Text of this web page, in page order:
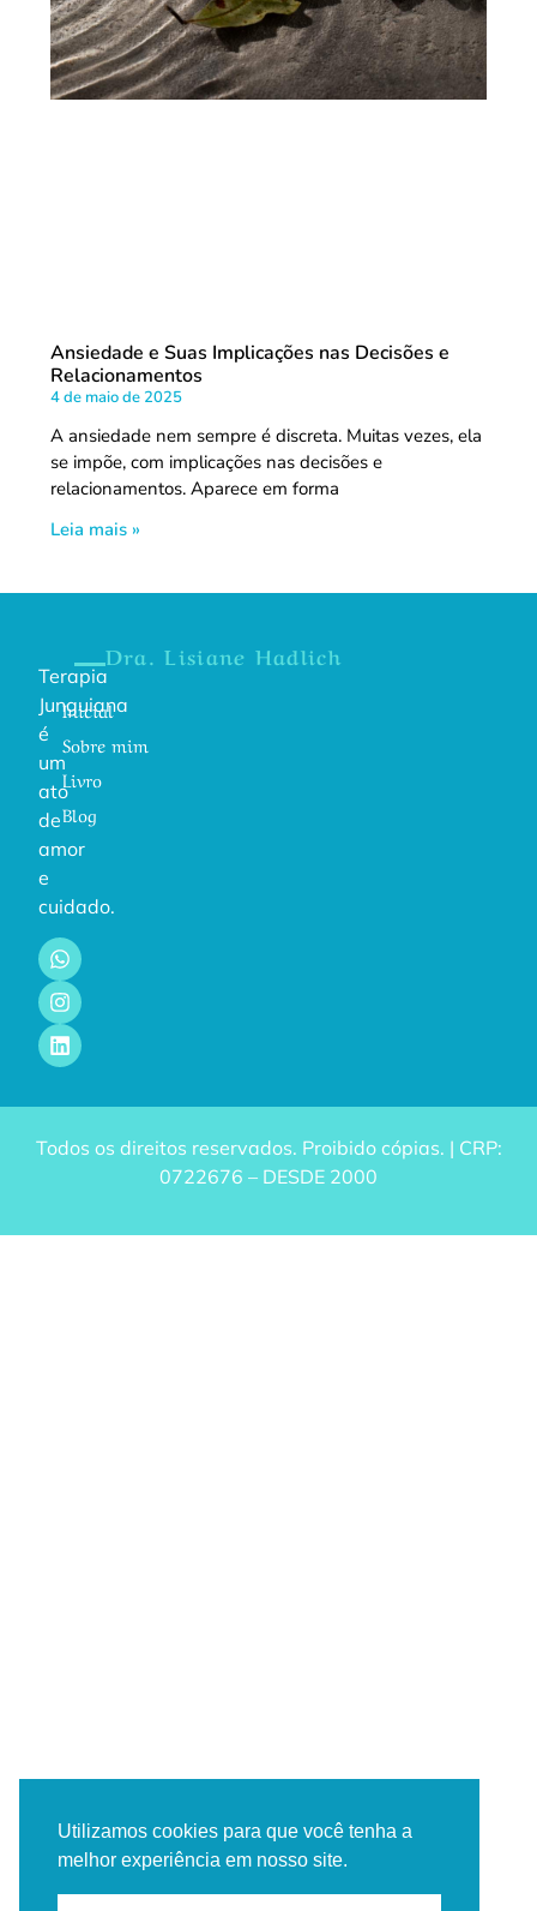
Ansiedade e Suas Implicações nas Decisões e
Relacionamentos
4 de maio de 2025
A ansiedade nem sempre é discreta. Muitas vezes, ela
se impõe, com implicações nas decisões e
relacionamentos. Aparece em forma
Leia mais »
Terapia
Junguiana
é
um
ato
de
amor
e
cuidado.
Dra. Lisiane Hadlich
Inicial
Sobre mim
Livro
Blog
Todos os direitos reservados. Proibido cópias. | CRP:
0722676 – DESDE 2000
Utilizamos cookies para que você tenha a
melhor experiência em nosso site.